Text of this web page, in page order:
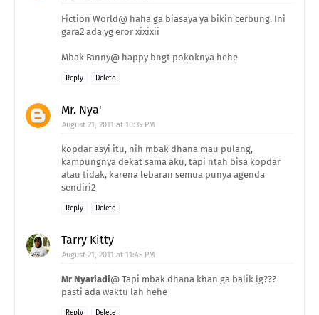
Fiction World@ haha ga biasaya ya bikin cerbung. Ini
gara2 ada yg eror xixixii
Mbak Fanny@ happy bngt pokoknya hehe
Reply Delete
Mr. Nya'
August 21, 2011 at 10:39 PM
kopdar asyi itu, nih mbak dhana mau pulang,
kampungnya dekat sama aku, tapi ntah bisa kopdar
atau tidak, karena lebaran semua punya agenda
sendiri2
Reply Delete
Tarry Kitty
August 21, 2011 at 11:45 PM
Mr Nyariadi@ Tapi mbak dhana khan ga balik lg???
pasti ada waktu lah hehe
Reply Delete